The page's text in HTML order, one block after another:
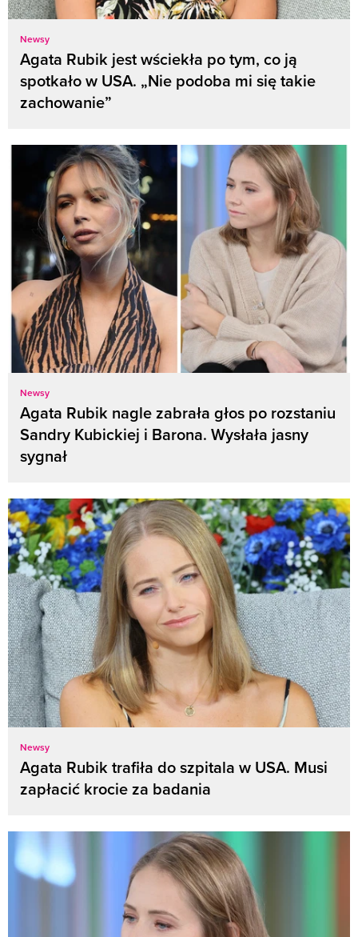
Newsy
Agata Rubik jest wściekła po tym, co ją
spotkało w USA. „Nie podoba mi się takie
zachowanie”
Newsy
Agata Rubik nagle zabrała głos po rozstaniu
Sandry Kubickiej i Barona. Wysłała jasny
sygnał
Newsy
Agata Rubik trafiła do szpitala w USA. Musi
zapłacić krocie za badania